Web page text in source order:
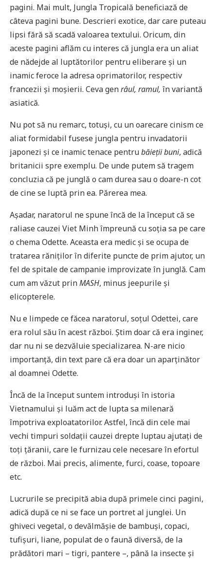
pagini. Mai mult, Jungla Tropicală beneficiază de
câteva pagini bune. Descrieri exotice, dar care puteau
lipsi fără să scadă valoarea textului. Oricum, din
aceste pagini aflăm cu interes că jungla era un aliat
de nădejde al luptătorilor pentru eliberare și un
inamic feroce la adresa oprimatorilor, respectiv
francezii și moșierii. Ceva genrâul, ramul, în variantă
asiatică.
Nu pot să nu remarc, totuși, cu un oarecare cinism ce
aliat formidabil fusese jungla pentru invadatorii
japonezi și ce inamic tenace pentrubăieții buni, adică
britanicii spre exemplu. De unde putem să tragem
concluzia că pe junglă o cam durea sau o doare-n cot
de cine se luptă prin ea. Părerea mea.
Așadar, naratorul ne spune încă de la început că se
raliase cauzei Viet Minh împreună cu soția sa pe care
o chema Odette. Aceasta era medic și se ocupa de
tratarea răniților în diferite puncte de prim ajutor, un
fel de spitale de campanie improvizate în junglă. Cam
cum am văzut prinMASH, minus jeepurile și
elicopterele.
Nu e limpede ce făcea naratorul, soțul Odettei, care
era rolul său în acest război. Știm doar că era inginer,
dar nu ni se dezvăluie specializarea. N-are nicio
importanță, din text pare că era doar un aparținător
al doamnei Odette.
Încă de la început suntem introduși în istoria
Vietnamului și luăm act de lupta sa milenară
împotriva exploatatorilor. Astfel, încă din cele mai
vechi timpuri soldații cauzei drepte luptau ajutați de
toți țăranii, care le furnizau cele necesare în efortul
de război. Mai precis, alimente, furci, coase, topoare
etc.
Lucrurile se precipită abia după primele cinci pagini,
adică după ce ni se face un portret al junglei. Un
ghiveci vegetal, o devălmășie de bambuși, copaci,
tufișuri, liane, populat de o faună diversă, de la
prădători mari – tigri, pantere –, până la insecte și